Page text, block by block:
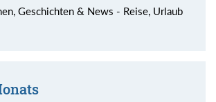
Geschichten & News - Reise, Urlaub